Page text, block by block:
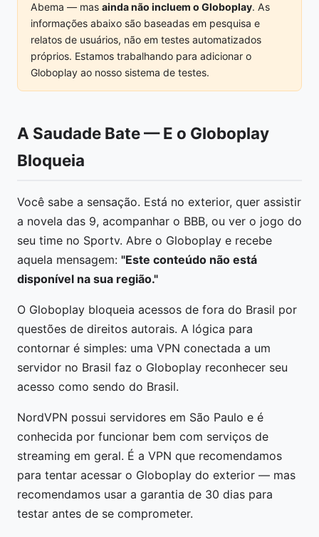
Abema — mas ainda não incluem o Globoplay. As
informações abaixo são baseadas em pesquisa e
relatos de usuários, não em testes automatizados
próprios. Estamos trabalhando para adicionar o
Globoplay ao nosso sistema de testes.
A Saudade Bate — E o Globoplay
Bloqueia
Você sabe a sensação. Está no exterior, quer assistir
a novela das 9, acompanhar o BBB, ou ver o jogo do
seu time no Sportv. Abre o Globoplay e recebe
aquela mensagem: "Este conteúdo não está
disponível na sua região."
O Globoplay bloqueia acessos de fora do Brasil por
questões de direitos autorais. A lógica para
contornar é simples: uma VPN conectada a um
servidor no Brasil faz o Globoplay reconhecer seu
acesso como sendo do Brasil.
NordVPN possui servidores em São Paulo e é
conhecida por funcionar bem com serviços de
streaming em geral. É a VPN que recomendamos
para tentar acessar o Globoplay do exterior — mas
recomendamos usar a garantia de 30 dias para
testar antes de se comprometer.